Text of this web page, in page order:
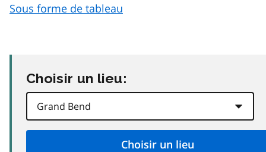
Sous forme de tableau
Choisir un lieu: